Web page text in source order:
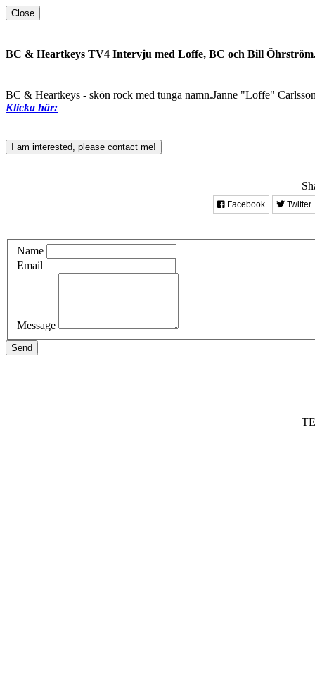
Close
BC & Heartkeys TV4 Intervju med Loffe, BC och Bill
BC & Heartkeys - skön rock med tunga namn.Janne "Loffe"
Klicka här:
I am interested, please contact me!
Facebook Twitter
Name
Email
Message
Send